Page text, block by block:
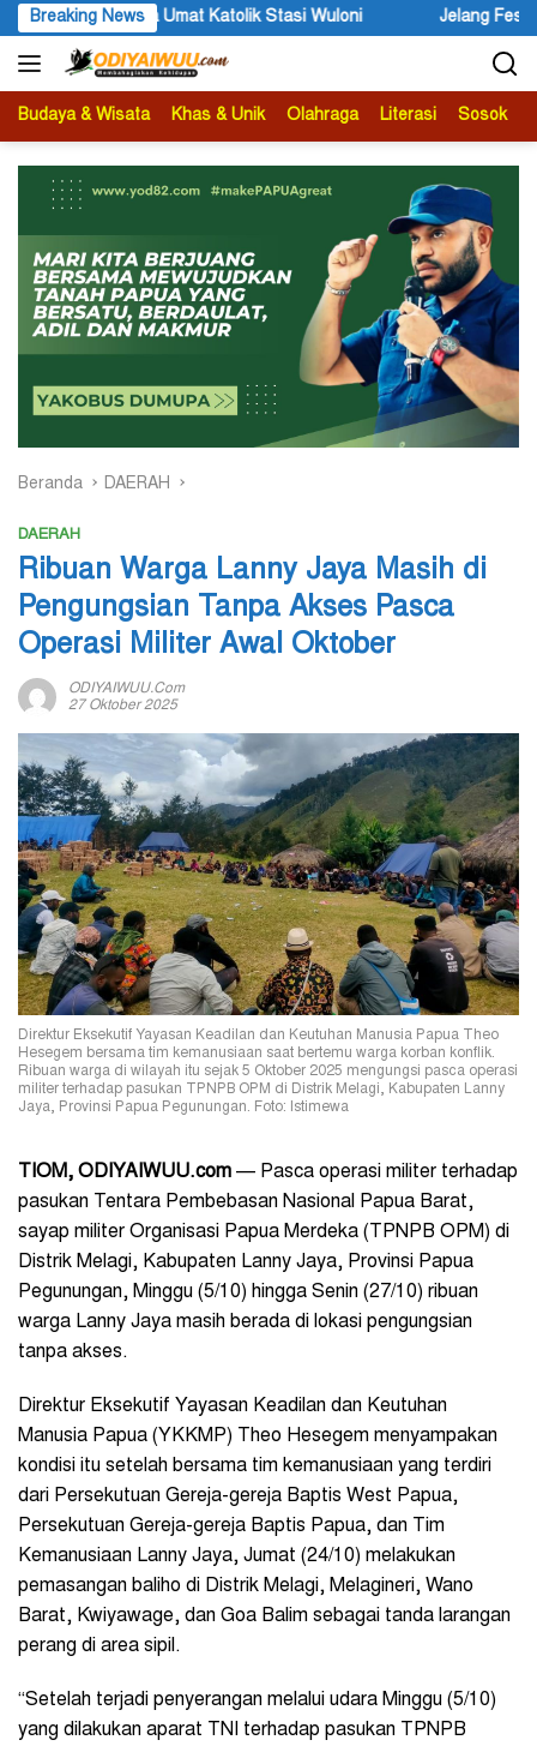
Langsung
ke
konten
Breaking NewsJelang Festival Etnik Religi 2026, Bupati Wandik Ajak
Budaya & Wisata Khas & Unik Olahraga Literasi Sosok
Beranda DAERAH
DAERAH
Ribuan Warga Lanny Jaya Masih di
Pengungsian Tanpa Akses Pasca
Operasi Militer Awal Oktober
ODIYAIWUU.com
27 Oktober 2025
Direktur Eksekutif Yayasan Keadilan dan Keutuhan Manusia Papua Theo
Hesegem bersama tim kemanusiaan saat bertemu warga korban konflik.
Ribuan warga di wilayah itu sejak 5 Oktober 2025 mengungsi pasca operasi
militer terhadap pasukan TPNPB OPM di Distrik Melagi, Kabupaten Lanny
Jaya, Provinsi Papua Pegunungan. Foto: Istimewa
TIOM, ODIYAIWUU.com — Pasca operasi militer terhadap
pasukan Tentara Pembebasan Nasional Papua Barat,
sayap militer Organisasi Papua Merdeka (TPNPB OPM) di
Distrik Melagi, Kabupaten Lanny Jaya, Provinsi Papua
Pegunungan, Minggu (5/10) hingga Senin (27/10) ribuan
warga Lanny Jaya masih berada di lokasi pengungsian
tanpa akses.
Direktur Eksekutif Yayasan Keadilan dan Keutuhan
Manusia Papua (YKKMP) Theo Hesegem menyampakan
kondisi itu setelah bersama tim kemanusiaan yang terdiri
dari Persekutuan Gereja-gereja Baptis West Papua,
Persekutuan Gereja-gereja Baptis Papua, dan Tim
Kemanusiaan Lanny Jaya, Jumat (24/10) melakukan
pemasangan baliho di Distrik Melagi, Melagineri, Wano
Barat, Kwiyawage, dan Goa Balim sebagai tanda larangan
perang di area sipil.
“Setelah terjadi penyerangan melalui udara Minggu (5/10)
yang dilakukan aparat TNI terhadap pasukan TPNPB